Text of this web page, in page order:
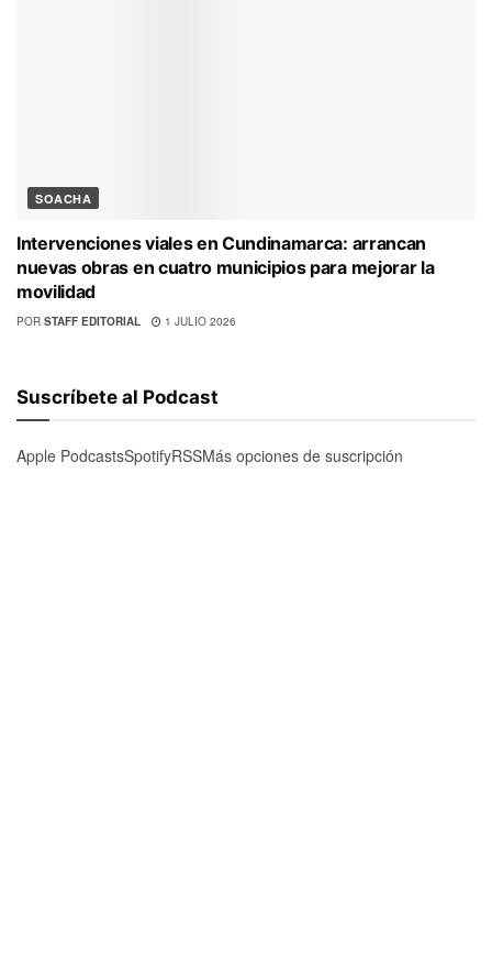
SOACHA
Intervenciones viales en Cundinamarca: arrancan
nuevas obras en cuatro municipios para mejorar la
movilidad
POR STAFF EDITORIAL 1 JULIO 2026
Suscríbete al Podcast
Apple PodcastsSpotifyRSSMás opciones de suscripción